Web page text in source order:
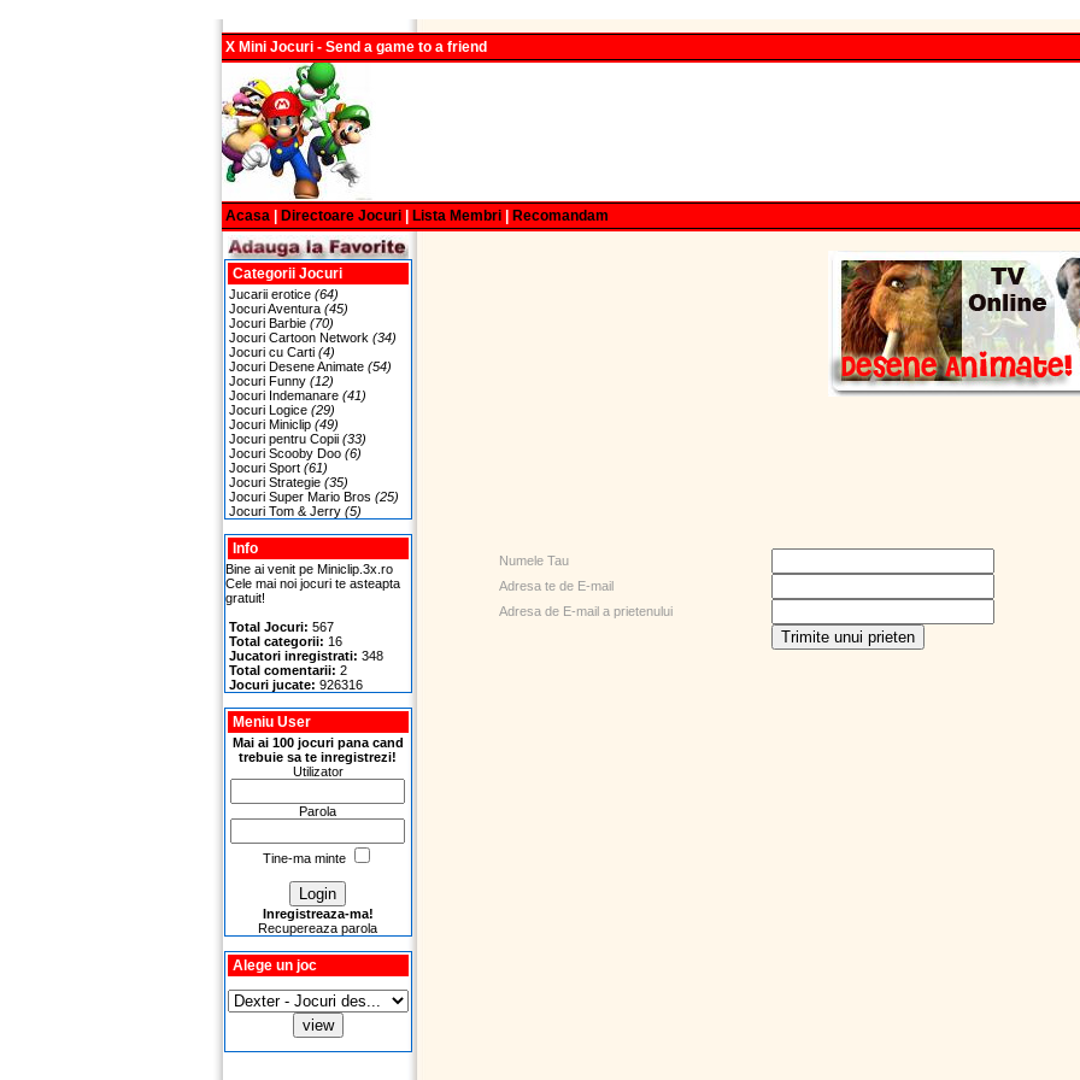
X Mini Jocuri - Send a game to a friend
Acasa Directoare Jocuri Lista Membri Recomandam
Categorii Jocuri
Jucarii erotice (64)
Jocuri Aventura (45)
Jocuri Barbie (70)
Jocuri Cartoon Network (34)
Jocuri cu Carti (4)
Jocuri Desene Animate (54)
Jocuri Funny (12)
Jocuri Indemanare (41)
Jocuri Logice (29)
Jocuri Miniclip (49)
Jocuri pentru Copii (33)
Jocuri Scooby Doo (6)
Jocuri Sport (61)
Jocuri Strategie (35)
Jocuri Super Mario Bros (25)
Jocuri Tom & Jerry (5)
Info
Bine ai venit pe Miniclip.3x.ro
Cele mai noi jocuri te asteapta
gratuit!
Total Jocuri: 567
Total categorii: 16
Jucatori inregistrati: 348
Total comentarii: 2
Jocuri jucate: 926316
Meniu User
Mai ai 100 jocuri pana cand
trebuie sa te inregistrezi!
Utilizator
Parola
Tine-ma minte
Inregistreaza-ma!
Recupereaza parola
Alege un joc
Numele Tau
Adresa te de E-mail
Adresa de E-mail a prietenului